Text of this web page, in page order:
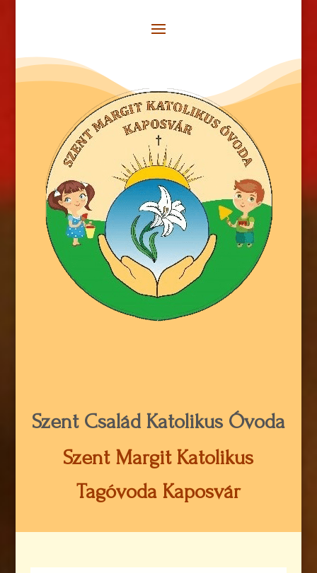
Szent Család Katolikus Óvoda
Szent Margit Katolikus
Tagóvoda Kaposvár